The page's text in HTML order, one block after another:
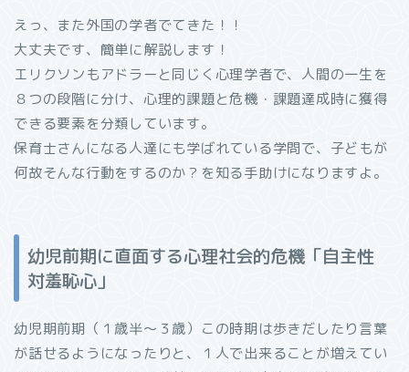
えっ、また外国の学者でてきた！！
大丈夫です、簡単に解説します！
エリクソンもアドラーと同じく心理学者で、人間の一生を
８つの段階に分け、心理的課題と危機・課題達成時に獲得
できる要素を分類しています。
保育士さんになる人達にも学ばれている学問で、子どもが
何故そんな行動をするのか？を知る手助けになりますよ。
幼児前期に直面する心理社会的危機「自主性
対羞恥心」
幼児期前期（１歳半～３歳）この時期は歩きだしたり言葉
が話せるようになったりと、１人で出来ることが増えてい